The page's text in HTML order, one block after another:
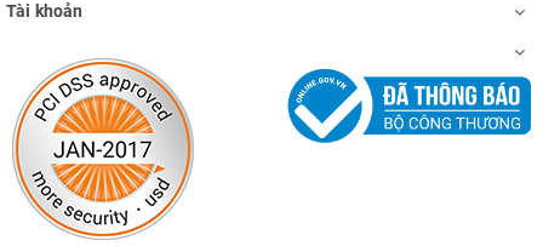
Tài khoản